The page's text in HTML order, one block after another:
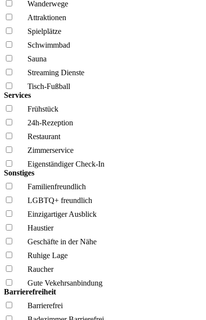
Wanderwege
Attraktionen
Spielplätze
Schwimmbad
Sauna
Streaming Dienste
Tisch-Fußball
Services
Frühstück
24h-Rezeption
Restaurant
Zimmerservice
Eigenständiger Check-In
Sonstiges
Familien­freundlich
LGBTQ+ freundlich
Einzigartiger Ausblick
Haustier
Geschäfte in der Nähe
Ruhige Lage
Raucher
Gute Vekehrsanbindung
Barrierefreiheit
Barrierefrei